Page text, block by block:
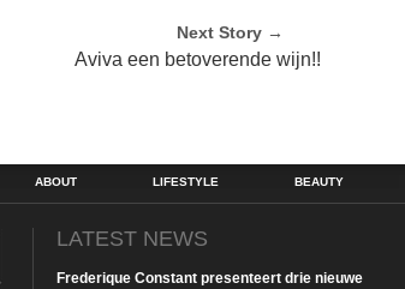
Next Story →
Aviva een betoverende wijn!!
ABOUT LIFESTYLE BEAUTY
LATEST NEWS
Frederique Constant presenteert drie nieuwe